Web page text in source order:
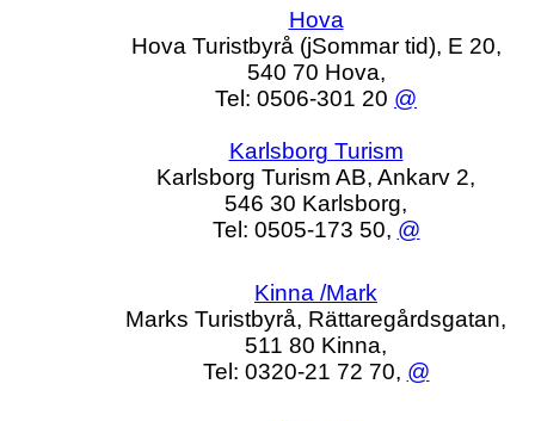
Hova
Hova Turistbyrå (jSommar tid), E 20,
540 70 Hova,
Tel: 0506-301 20 @
Karlsborg Turism
Karlsborg Turism AB, Ankarv 2,
546 30 Karlsborg,
Tel: 0505-173 50, @
Kinna /Mark
Marks Turistbyrå, Rättaregårdsgatan,
511 80 Kinna,
Tel: 0320-21 72 70, @